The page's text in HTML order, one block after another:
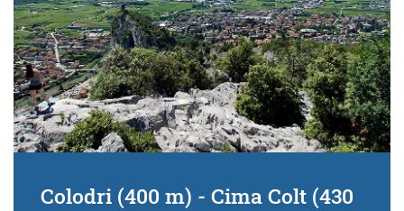
Colodri (400 m) - Cima Colt (430